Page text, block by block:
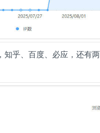
乎、百度、必应，还有